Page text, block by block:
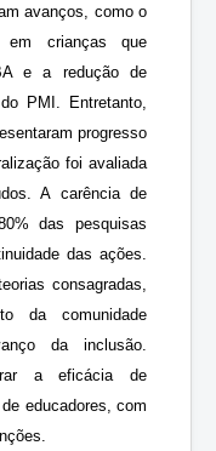
avanços, como o
em crianças que
e a redução de
PMI. Entretanto,
progresso
foi avaliada
A carência de
das pesquisas
das ações.
consagradas,
da comunidade
da inclusão.
a eficácia de
educadores, com